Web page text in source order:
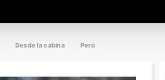
Desde la cabina Perú